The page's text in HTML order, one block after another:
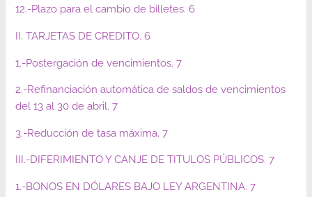
12.-Plazo para el cambio de billetes. 6
II. TARJETAS DE CREDITO. 6
1.-Postergación de vencimientos. 7
2.-Refinanciación automática de saldos de vencimientos
del 13 al 30 de abril. 7
3.-Reducción de tasa máxima. 7
III.-DIFERIMIENTO Y CANJE DE TITULOS PÚBLICOS. 7
1.-BONOS EN DÓLARES BAJO LEY ARGENTINA. 7